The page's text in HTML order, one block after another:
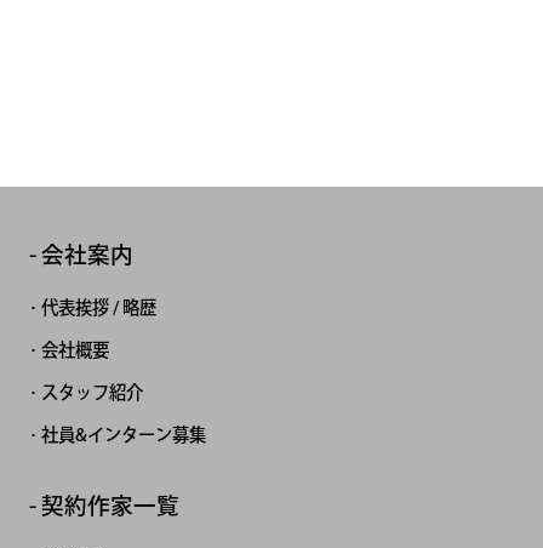
会社案内
代表挨拶 / 略歴
会社概要
スタッフ紹介
社員&インターン募集
契約作家一覧